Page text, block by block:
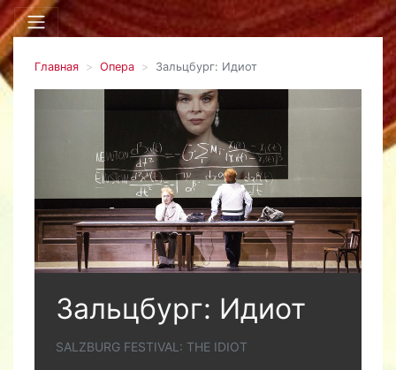
Главная Опера Зальцбург: Идиот
Зальцбург: Идиот
SALZBURG FESTIVAL: THE IDIOT